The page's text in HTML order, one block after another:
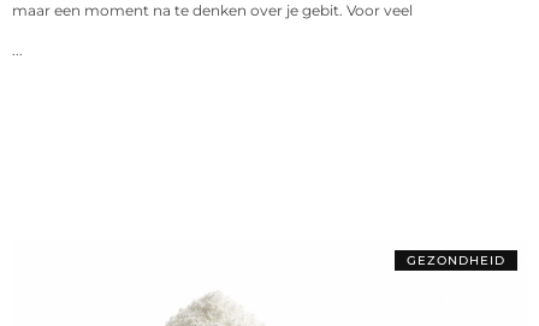
maar een moment na te denken over je gebit. Voor veel
GEZONDHEID